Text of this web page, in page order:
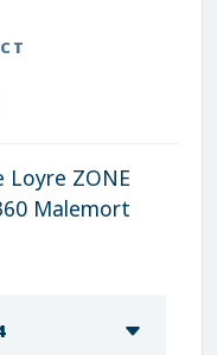
Loyre ZONE
Malemort